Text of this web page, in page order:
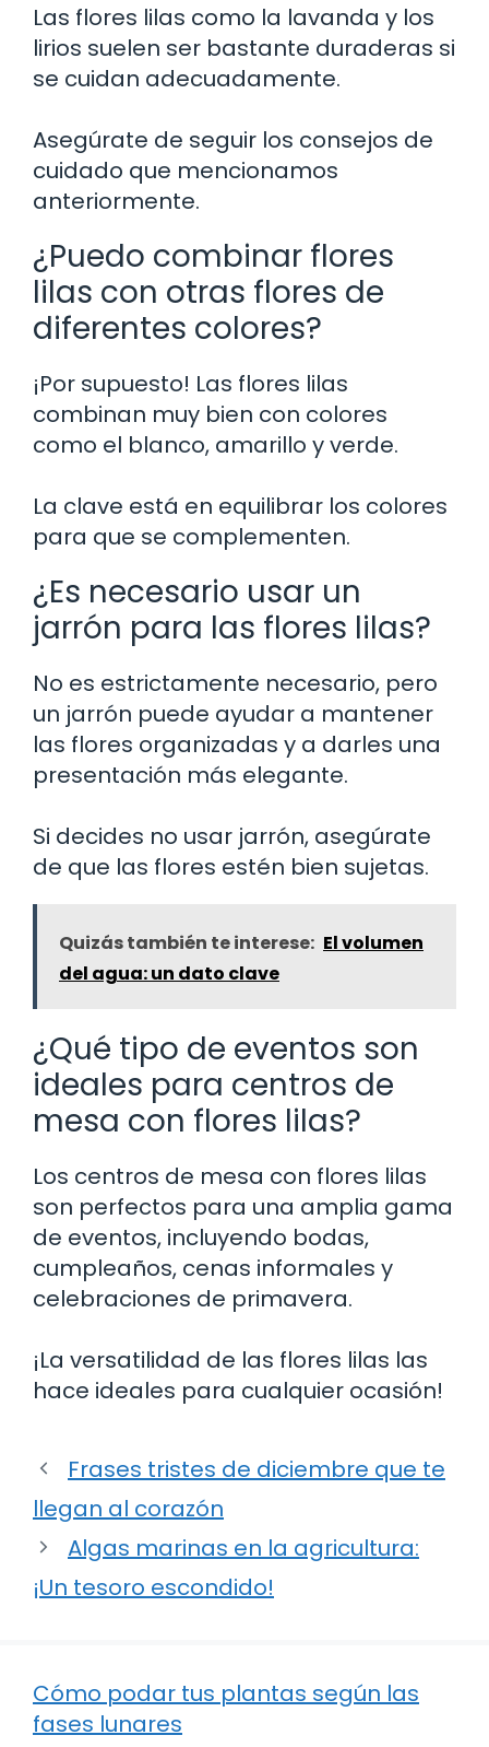
Las flores lilas como la lavanda y los
lirios suelen ser bastante duraderas si
se cuidan adecuadamente.
Asegúrate de seguir los consejos de
cuidado que mencionamos
anteriormente.
¿Puedo combinar flores
lilas con otras flores de
diferentes colores?
¡Por supuesto! Las flores lilas
combinan muy bien con colores
como el blanco, amarillo y verde.
La clave está en equilibrar los colores
para que se complementen.
¿Es necesario usar un
jarrón para las flores lilas?
No es estrictamente necesario, pero
un jarrón puede ayudar a mantener
las flores organizadas y a darles una
presentación más elegante.
Si decides no usar jarrón, asegúrate
de que las flores estén bien sujetas.
Quizás también te interese: El volumen
del agua: un dato clave
¿Qué tipo de eventos son
ideales para centros de
mesa con flores lilas?
Los centros de mesa con flores lilas
son perfectos para una amplia gama
de eventos, incluyendo bodas,
cumpleaños, cenas informales y
celebraciones de primavera.
¡La versatilidad de las flores lilas las
hace ideales para cualquier ocasión!
Frases tristes de diciembre que te
llegan al corazón
Algas marinas en la agricultura:
¡Un tesoro escondido!
Cómo podar tus plantas según las
fases lunares